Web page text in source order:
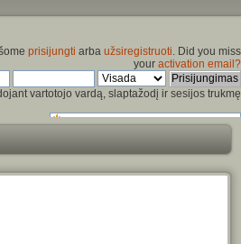
prisijungti arba užsiregistruoti. Did you miss
your activation email?
vartotojo vardą, slaptažodį ir sesijos trukmę